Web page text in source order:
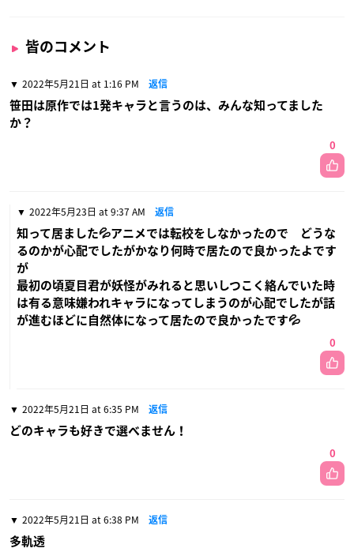
皆のコメント
2022年5月21日 at 1:16 PM 返信
笹田は原作では1発キャラと言うのは、みんな知ってました
か？
0
2022年5月23日 at 9:37 AM 返信
知って居ました💦アニメでは転校をしなかったので どうな
るのかが心配でしたがかなり何時で居たので良かったよです
が
最初の頃夏目君が妖怪がみれると思いしつこく絡んでいた時
は有る意味嫌われキャラになってしまうのが心配でしたが話
が進むほどに自然体になって居たので良かったです💦
0
2022年5月21日 at 6:35 PM 返信
どのキャラも好きで選べません！
0
2022年5月21日 at 6:38 PM 返信
多軌透